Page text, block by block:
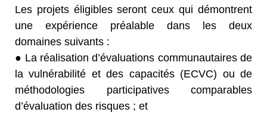
Les projets éligibles seront ceux qui démontrent
une expérience préalable dans les deux
domaines suivants :
● La réalisation d’évaluations communautaires de
la vulnérabilité et des capacités (ECVC) ou de
méthodologies participatives comparables
d’évaluation des risques ; et